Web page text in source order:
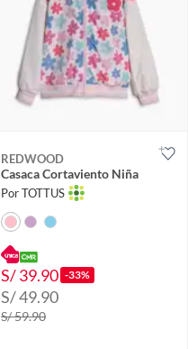
REDWOOD
Casaca Cortaviento Niña
Por TOTTUS
S/ 39.90 -33%
S/ 49.90
S/ 59.90